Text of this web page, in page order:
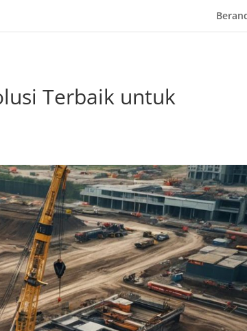
Terbaik untuk